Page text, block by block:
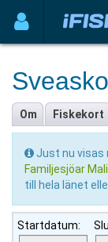
Om Fiskekort
Just nu visas
Familjesjöar
till hela länet
Startdatum: